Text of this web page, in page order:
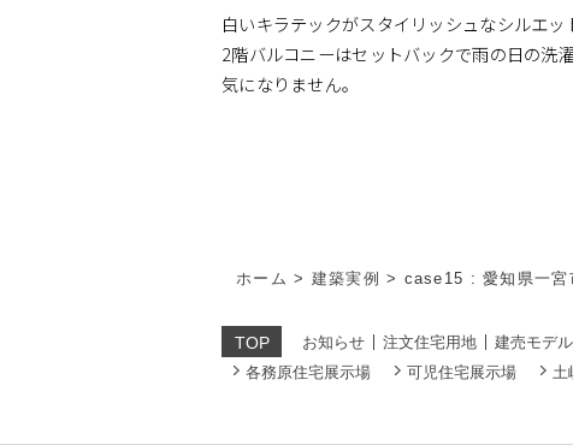
白いキラテックがスタイリッシュなシルエッ
2階バルコニーはセットバックで雨の日の洗
気になりません。
ホーム > 建築実例 > case15 : 愛知県一宮
TOP お知らせ 注文住宅用地 建売モデ
各務原住宅展示場
可児住宅展示場 土